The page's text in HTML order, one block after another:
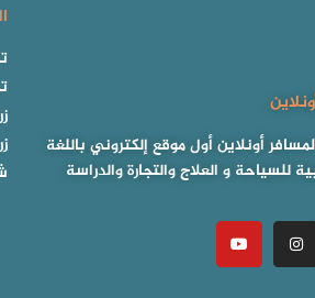
أونلاين أول موقع إلكتروني باللغة
للسياحة و العلاج والتجارة والدراسة